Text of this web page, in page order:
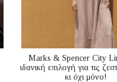
Marks & Spencer City
ιδανική επιλογή για τις
κι όχι μόνο!